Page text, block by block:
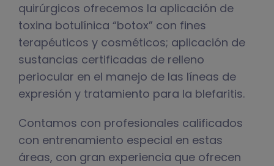
quirúrgicos ofrecemos la aplicación de
toxina botulínica “botox” con fines
terapéuticos y cosméticos; aplicación de
sustancias certificadas de relleno
periocular en el manejo de las líneas de
expresión y tratamiento para la blefaritis.
Contamos con profesionales calificados
con entrenamiento especial en estas
áreas, con gran experiencia que ofrecen